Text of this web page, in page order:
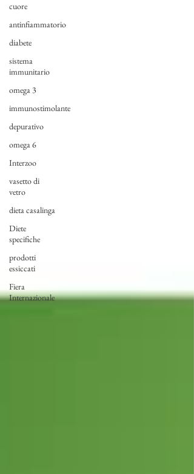
cuore
antinfiammatorio
diabete
sistema
immunitario
omega 3
immunostimolante
depurativo
omega 6
Interzoo
vasetto di
vetro
dieta casalinga
Diete
specifiche
prodotti
essiccati
Fiera
Internazionale